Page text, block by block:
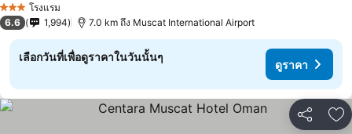
3 ดาว โรงแรม
6.6 1,994 7.0 km ถึง Muscat International Airport
เลือกวันที่เพื่อดูราคาในวันนั้นๆ
ดูราคา
แชร์ เ